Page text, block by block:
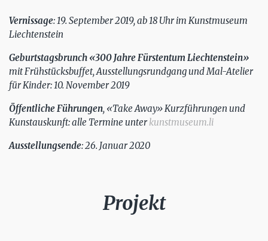
Vernissage: 19. September 2019, ab 18 Uhr im Kunstmuseum
Liechtenstein
Geburtstagsbrunch «300 Jahre Fürstentum Liechtenstein»
mit Frühstücksbuffet, Ausstellungsrundgang und Mal-Atelier
für Kinder: 10. November 2019
Öffentliche Führungen, «Take Away» Kurzführungen und
Kunstauskunft: alle Termine unterkunstmuseum.li
Ausstellungsende: 26. Januar 2020
Projekt